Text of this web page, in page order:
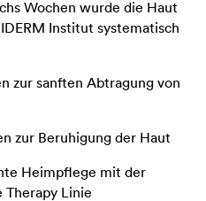
Wochen wurde die Haut
Institut systematisch
zur sanften Abtragung von
zur Beruhigung der Haut
Heimpflege mit der
Therapy Linie